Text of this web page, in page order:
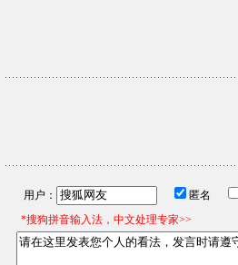
用户： 匿名
*搜狗拼音输入法，中文处理专家>>